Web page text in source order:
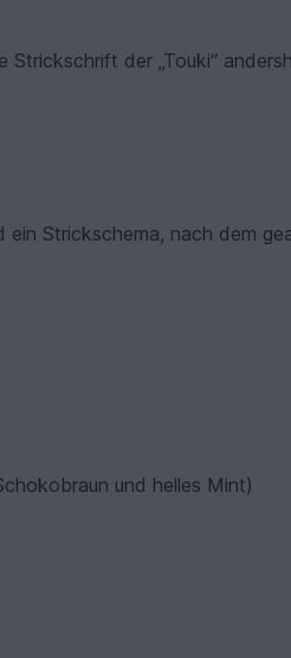
der „Touki“
ein Strickschema, nach dem
und helles Mint)